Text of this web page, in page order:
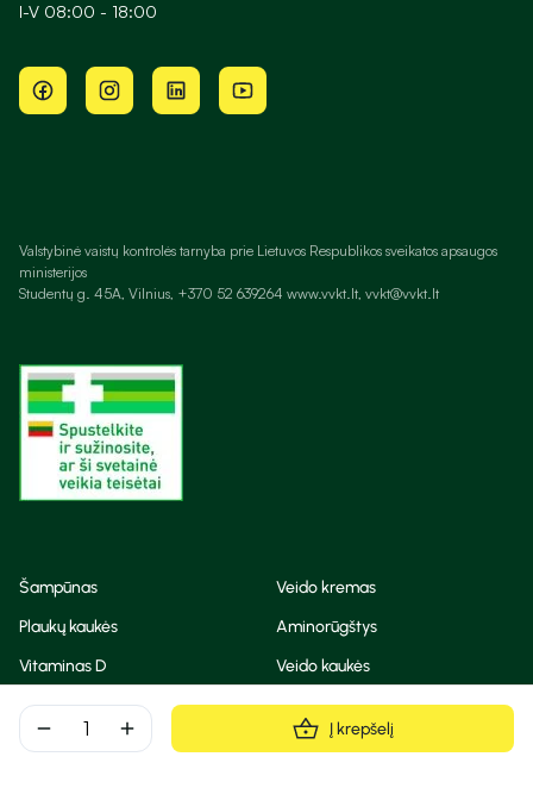
remove add Į krepšelį
I-V 08:00 - 18:00
Valstybinė vaistų kontrolės tarnyba prie Lietuvos Respublikos sveikatos apsaugos
ministerijos
Studentų g. 45A, Vilnius, +370 52 639264 www.vvkt.lt, vvkt@vvkt.lt
Šampūnas
Veido kremas
Plaukų kaukės
Aminorūgštys
Vitaminas D
Veido kaukės
Korėjietiška kosmetika
Eteriniai aliejai
Dezodorantas
BB ir CC kremas